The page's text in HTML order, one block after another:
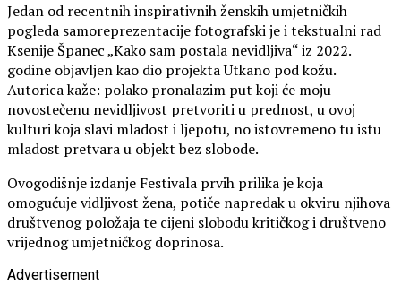
Jedan od recentnih inspirativnih ženskih umjetničkih
pogleda samoreprezentacije fotografski je i tekstualni rad
Ksenije Španec „Kako sam postala nevidljiva“ iz 2022.
godine objavljen kao dio projekta Utkano pod kožu.
Autorica kaže: polako pronalazim put koji će moju
novostečenu nevidljivost pretvoriti u prednost, u ovoj
kulturi koja slavi mladost i ljepotu, no istovremeno tu istu
mladost pretvara u objekt bez slobode.
Ovogodišnje izdanje Festivala prvih prilika je koja
omogućuje vidljivost žena, potiče napredak u okviru njihova
društvenog položaja te cijeni slobodu kritičkog i društveno
vrijednog umjetničkog doprinosa.
Advertisement